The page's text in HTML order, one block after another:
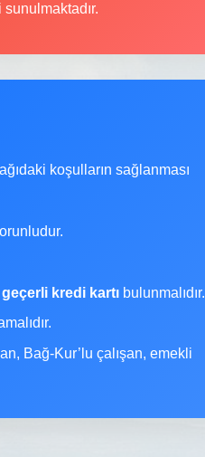
koşulların sağlanması
geçerli kredi kartı bulunmalıdır.
Bağ-Kur’lu çalışan, emekli